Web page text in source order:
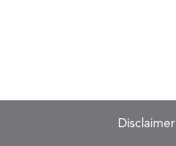
Disclaimer